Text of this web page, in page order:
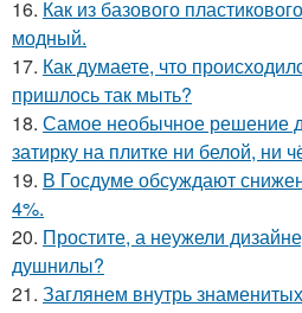
16. Как из базового
модный.
17. Как думаете, что
пришлось так мыть?
18. Самое необычное решение
затирку на плитке ни белой, ни
19. В Госдуме обсуждают
4%.
20. Простите, а неужели
душнилы?
21. Заглянем внутрь